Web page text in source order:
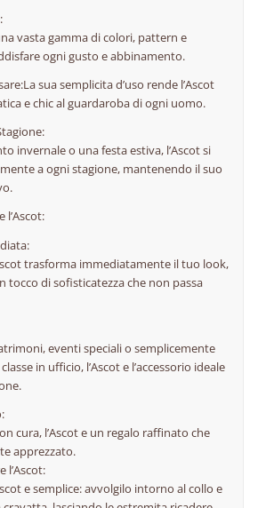
vasta gamma di colori, pattern e
ogni gusto e abbinamento.
sua semplicita d’uso rende l’Ascot
e chic al guardaroba di ogni uomo.
invernale o una festa estiva, l’Ascot si
a ogni stagione, mantenendo il suo
l’Ascot:
trasforma immediatamente il tuo look,
tocco di sofisticatezza che non passa
eventi speciali o semplicemente
in ufficio, l’Ascot e l’accessorio ideale
cura, l’Ascot e un regalo raffinato che
apprezzato.
l’Ascot:
e semplice: avvolgilo intorno al collo e